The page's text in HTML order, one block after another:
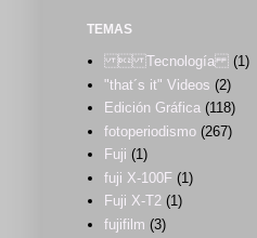
TEMAS
 Tecnología (1)
"that´s it" Videos (2)
Edición Gráfica (118)
fotoperiodismo (267)
Fuji (1)
fuji X-100F (1)
Fuji X-T2 (1)
fujifilm (3)